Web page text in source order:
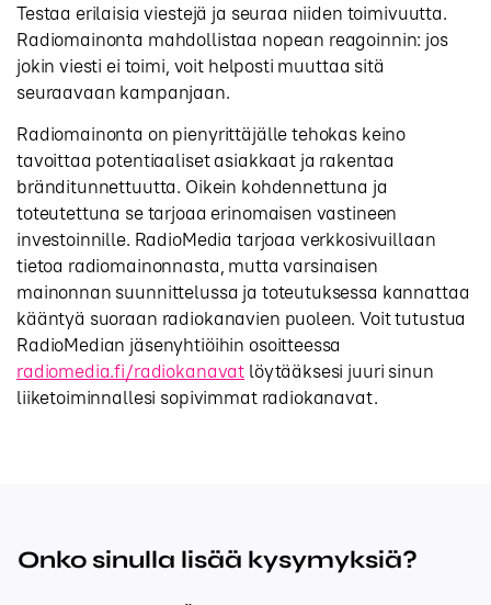
Testaa erilaisia viestejä ja seuraa niiden toimivuutta.
Radiomainonta mahdollistaa nopean reagoinnin: jos
jokin viesti ei toimi, voit helposti muuttaa sitä
seuraavaan kampanjaan.
Radiomainonta on pienyrittäjälle tehokas keino
tavoittaa potentiaaliset asiakkaat ja rakentaa
bränditunnettuutta. Oikein kohdennettuna ja
toteutettuna se tarjoaa erinomaisen vastineen
investoinnille. RadioMedia tarjoaa verkkosivuillaan
tietoa radiomainonnasta, mutta varsinaisen
mainonnan suunnittelussa ja toteutuksessa kannattaa
kääntyä suoraan radiokanavien puoleen. Voit tutustua
RadioMedian jäsenyhtiöihin osoitteessa
radiomedia.fi/radiokanavat löytääksesi juuri sinun
liiketoiminnallesi sopivimmat radiokanavat.
Onko sinulla lisää kysymyksiä?